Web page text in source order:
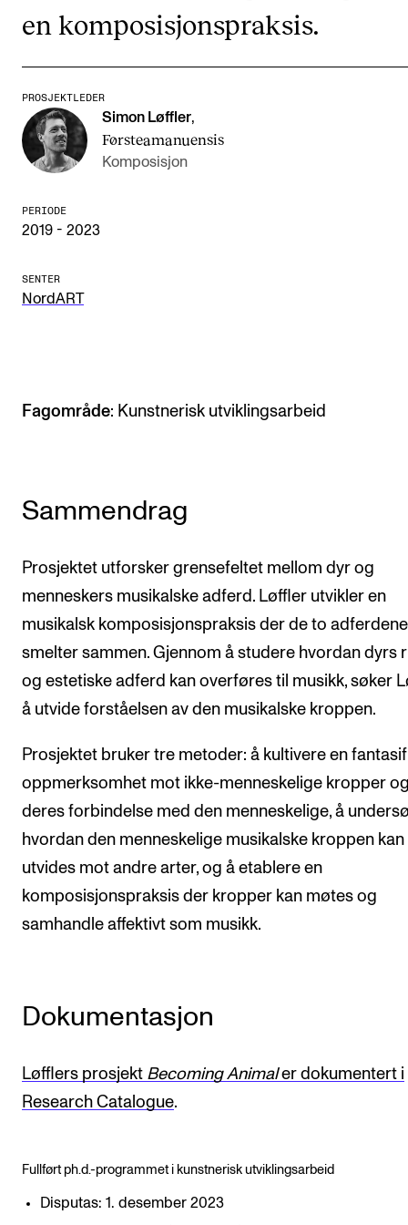
Utveksling
Internasjonal strategi
Samarbeidsprosjekter
Nettverk
IN.TUNE
AKTUELT
Nyheter og historier
For ansatte og studenter
en komposisjonspraksis.
PROSJEKTLEDER
Simon Løffler,
Førsteamanuensis
Komposisjon
PERIODE
2019 - 2023
SENTER
NordART
Fagområde: Kunstnerisk utviklingsarbeid
Sammendrag
Prosjektet utforsker grensefeltet mellom dyr og
menneskers musikalske adferd. Løffler utvikler en
musikalsk komposisjonspraksis der de to adferdene
smelter sammen. Gjennom å studere hvordan dyrs
og estetiske adferd kan overføres til musikk, søker
å utvide forståelsen av den musikalske kroppen.
Prosjektet bruker tre metoder: å kultivere en
oppmerksomhet mot ikke-menneskelige kropper
deres forbindelse med den menneskelige, å
hvordan den menneskelige musikalske kroppen kan
utvides mot andre arter, og å etablere en
komposisjonspraksis der kropper kan møtes og
samhandle affektivt som musikk.
Dokumentasjon
Løfflers prosjekt Becoming Animaler dokumentert i
Research Catalogue.
Fullført ph.d.-programmet i kunstnerisk utviklingsarbeid
Disputas: 1. desember 2023